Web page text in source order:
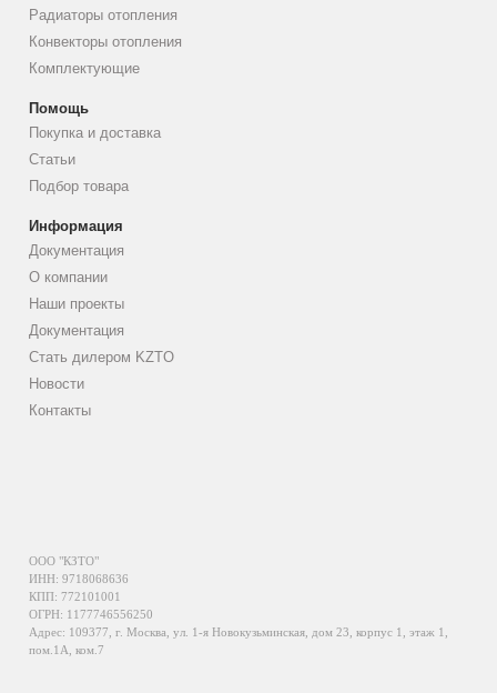
Радиаторы отопления
Конвекторы отопления
Комплектующие
Помощь
Покупка и доставка
Статьи
Подбор товара
Информация
Документация
О компании
Наши проекты
Документация
Стать дилером KZTO
Новости
Контакты
ООО "КЗТО"
ИНН: 9718068636
КПП: 772101001
ОГРН: 1177746556250
Адрес: 109377, г. Москва, ул. 1-я Новокузьминская, дом 23, корпус 1, этаж 1,
пом.1А, ком.7